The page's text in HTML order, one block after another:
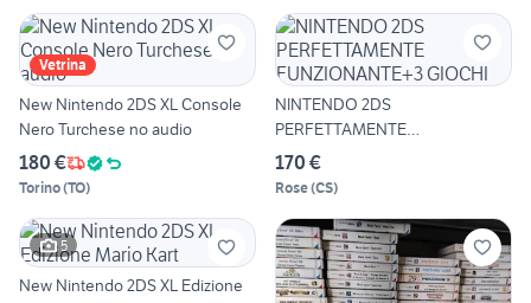
Vetrina
New Nintendo 2DS XL Console
Nero Turchese no audio
180 €
Torino(TO)
NINTENDO 2DS
PERFETTAMENTE
FUNZIONANTE+3 GIOCHI
170 €
Rose(CS)
5
New Nintendo 2DS XL Edizione